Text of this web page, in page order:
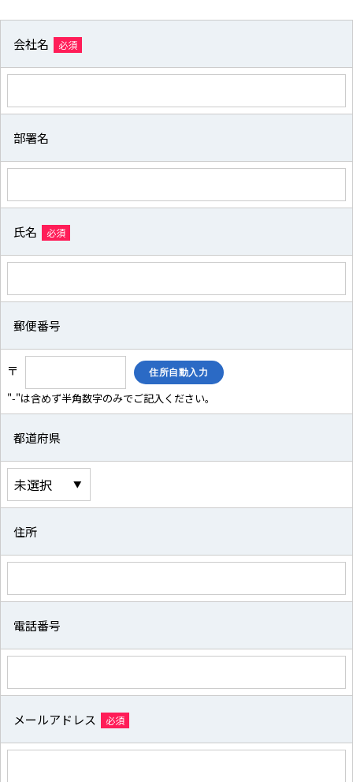
会社名 必須
部署名
氏名 必須
郵便番号
〒
"-"は含めず半角数字のみでご記入ください。
都道府県
住所
電話番号
メールアドレス 必須